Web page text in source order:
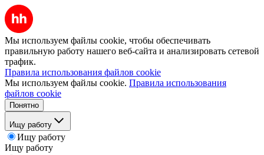
Мы используем файлы cookie, чтобы обеспечивать
правильную работу нашего веб-сайта и анализировать сетевой
трафик.
Правила использования файлов cookie
Мы используем файлы cookie. Правила использования
файлов cookie
Понятно
Ищу работу
Ищу работу
Ищу работу